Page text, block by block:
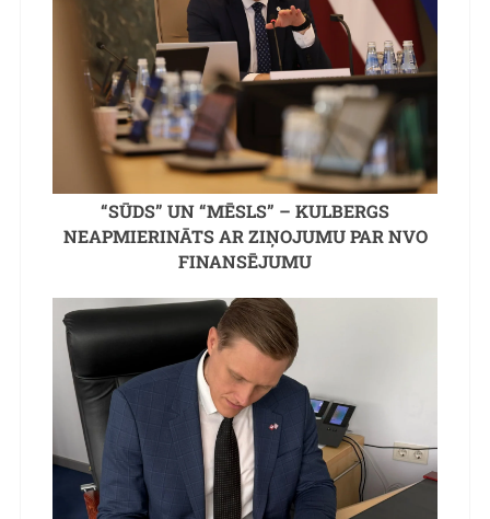
“SŪDS” UN “MĒSLS” – KULBERGS
NEAPMIERINĀTS AR ZIŅOJUMU PAR NVO
FINANSĒJUMU